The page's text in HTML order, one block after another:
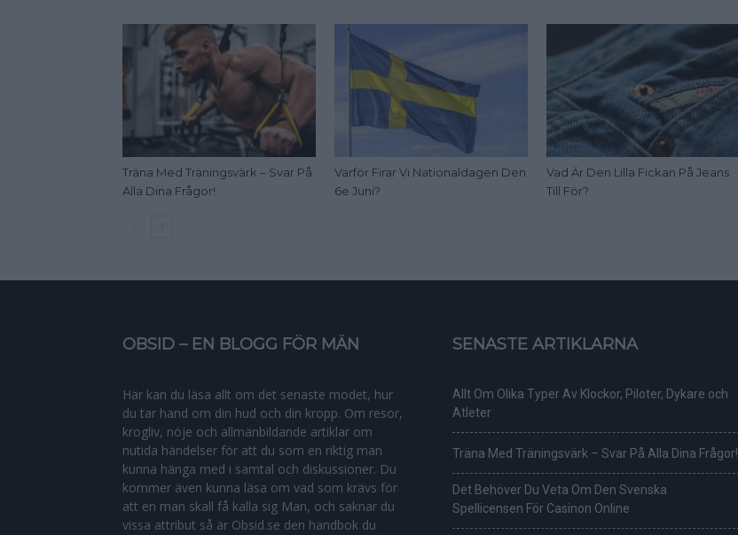
Träna Med Träningsvärk – Svar På
Alla Dina Frågor!
Varför Firar Vi Nationaldagen Den
6e Juni?
Vad Är Den Lilla Fickan På Jeans
Till För?
OBSID – EN BLOGG FÖR MÄN
Här kan du läsa allt om det senaste modet, hur
du tar hand om din hud och din kropp. Om resor,
krogliv, nöje och allmänbildande artiklar om
nutida händelser för att du som en riktig man
kunna hänga med i samtal och diskussioner. Du
kommer även kunna läsa om vad som krävs för
att en man skall få kalla sig Man, och saknar du
vissa attribut så är Obsid.se den handbok du
SENASTE ARTIKLARNA
Allt Om Olika Typer Av Klockor, Piloter, Dykare och
Atleter
Träna Med Träningsvärk – Svar På Alla Dina Frågor!
Det Behöver Du Veta Om Den Svenska
Spellicensen För Casinon Online